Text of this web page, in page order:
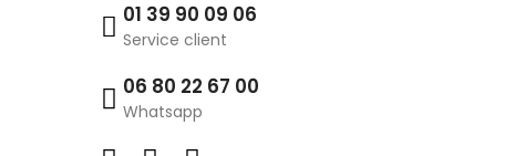
01 39 90 09 06
Service client
06 80 22 67 00
Whatsapp